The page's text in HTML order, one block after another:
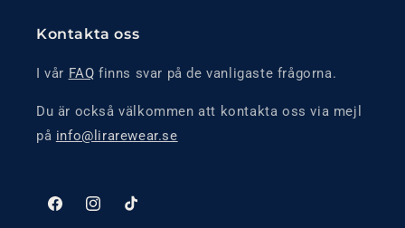
Kontakta oss
I vår FAQ finns svar på de vanligaste frågorna.
Du är också välkommen att kontakta oss via mejl
på info@lirarewear.se
FacebookInstagramTikTok